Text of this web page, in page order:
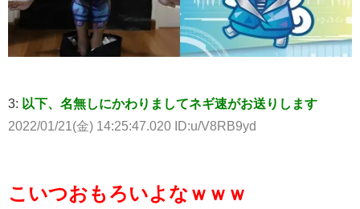
3: 以下、名無しにかわりましてネギ速がお送りします
2022/01/21(金) 14:25:47.020 ID:u/V8RB9yd
こいつおもろいよなｗｗｗ